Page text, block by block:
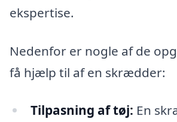
ekspertise.
Nedenfor er nogle af de
få hjælp til af en skrædder:
Tilpasning af tøj: En